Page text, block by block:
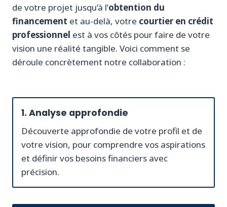
de votre projet jusqu’à l’obtention du
financement et au-delà, votre courtier en crédit
professionnel est à vos côtés pour faire de votre
vision une réalité tangible. Voici comment se
déroule concrètement notre collaboration :
1. Analyse approfondie
Découverte approfondie de votre profil et de
votre vision, pour comprendre vos aspirations
et définir vos besoins financiers avec
précision.